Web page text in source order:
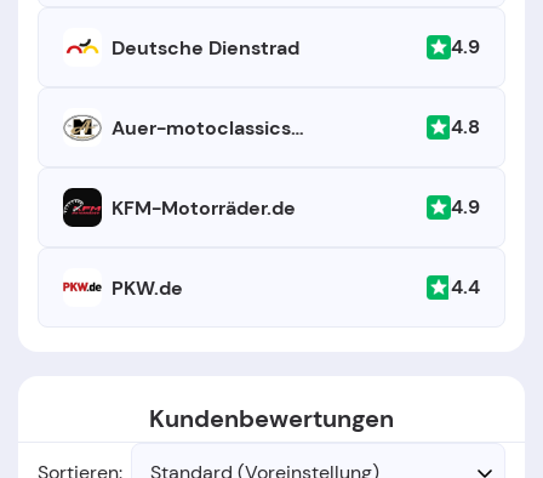
Deutsche Dienstrad 4.9
Auer-motoclassics.de 4.8
KFM-Motorräder.de 4.9
PKW.de 4.4
Kundenbewertungen
Sortieren: Standard (Voreinstellung)